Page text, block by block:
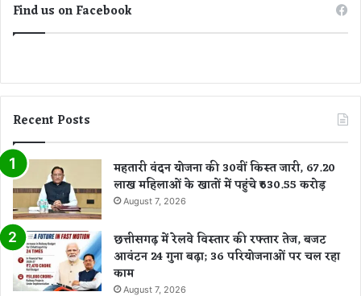
Find us on Facebook
Recent Posts
महतारी वंदन योजना की 30वीं किस्त जारी, 67.20
लाख महिलाओं के खातों में पहुंचे ₹630.55 करोड़
August 7, 2026
छत्तीसगढ़ में रेलवे विस्तार की रफ्तार तेज, बजट
आवंटन 24 गुना बढ़ा; 36 परियोजनाओं पर चल रहा
काम
August 7, 2026